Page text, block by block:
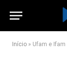
Início » Ufam e Ifam